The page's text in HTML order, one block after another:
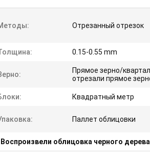
Отрезанный отрезок
0.15-0.55 mm
Прямое зерно/квартал
отрезали прямое
Квадратный метр
Паллет облицовки
Воспроизвели облицовка черного дерева